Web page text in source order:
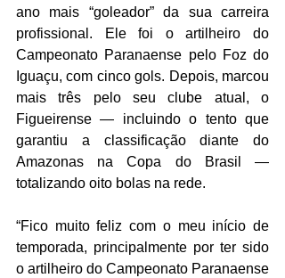
ano mais “goleador” da sua carreira
profissional. Ele foi o artilheiro do
Campeonato Paranaense pelo Foz do
Iguaçu, com cinco gols. Depois, marcou
mais três pelo seu clube atual, o
Figueirense — incluindo o tento que
garantiu a classificação diante do
Amazonas na Copa do Brasil —
totalizando oito bolas na rede.
“Fico muito feliz com o meu início de
temporada, principalmente por ter sido
o artilheiro do Campeonato Paranaense